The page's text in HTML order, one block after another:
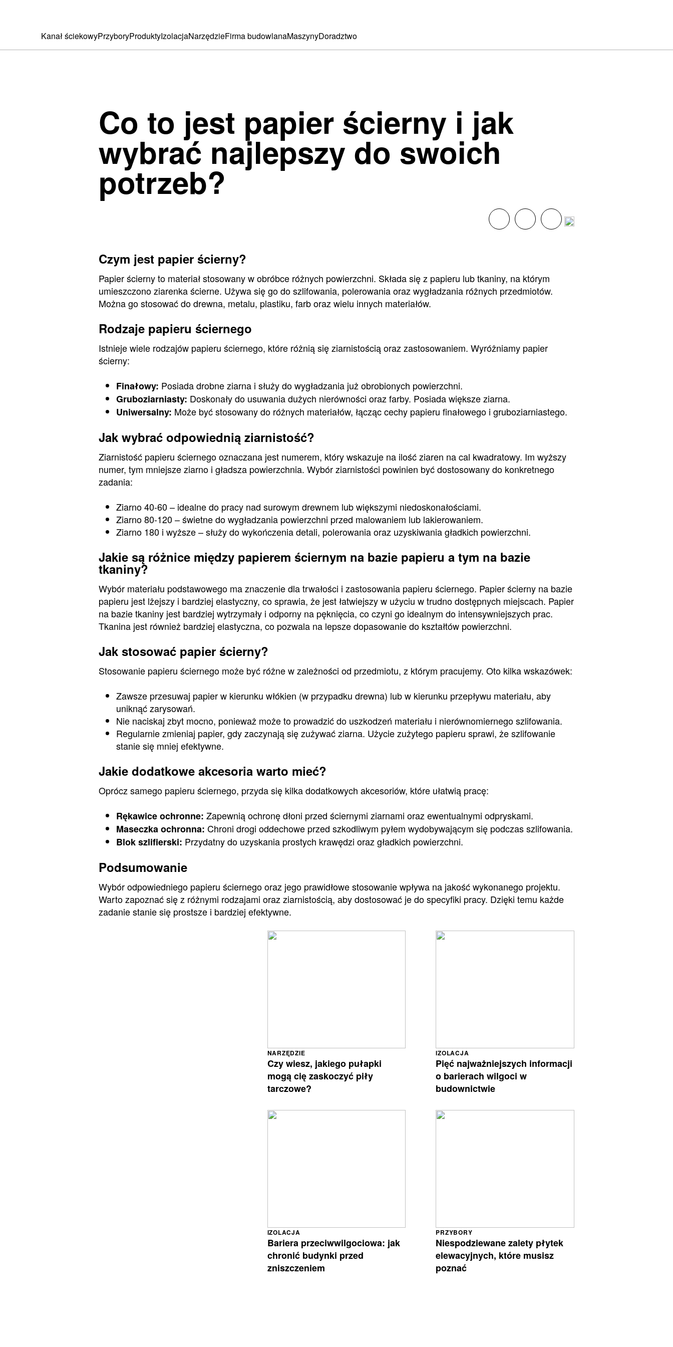
Kanał ściekowyPrzyboryProduktyIzolacjaNarzędzieFirma budowlanaMaszynyDoradztwo
Co to jest papier ścierny i jak
wybrać najlepszy do swoich
potrzeb?
Czym jest papier ścierny?
Papier ścierny to materiał stosowany w obróbce różnych powierzchni. Składa się z papieru lub tkaniny, na którym
umieszczono ziarenka ścierne. Używa się go do szlifowania, polerowania oraz wygładzania różnych przedmiotów.
Można go stosować do drewna, metalu, plastiku, farb oraz wielu innych materiałów.
Rodzaje papieru ściernego
Istnieje wiele rodzajów papieru ściernego, które różnią się ziarnistością oraz zastosowaniem. Wyróżniamy papier
ścierny:
Finałowy: Posiada drobne ziarna i służy do wygładzania już obrobionych powierzchni.
Gruboziarniasty: Doskonały do usuwania dużych nierówności oraz farby. Posiada większe ziarna.
Uniwersalny: Może być stosowany do różnych materiałów, łącząc cechy papieru finałowego i gruboziarniastego.
Jak wybrać odpowiednią ziarnistość?
Ziarnistość papieru ściernego oznaczana jest numerem, który wskazuje na ilość ziaren na cal kwadratowy. Im wyższy
numer, tym mniejsze ziarno i gładsza powierzchnia. Wybór ziarnistości powinien być dostosowany do konkretnego
zadania:
Ziarno 40-60 – idealne do pracy nad surowym drewnem lub większymi niedoskonałościami.
Ziarno 80-120 – świetne do wygładzania powierzchni przed malowaniem lub lakierowaniem.
Ziarno 180 i wyższe – służy do wykończenia detali, polerowania oraz uzyskiwania gładkich powierzchni.
Jakie są różnice między papierem ściernym na bazie papieru a tym na bazie
tkaniny?
Wybór materiału podstawowego ma znaczenie dla trwałości i zastosowania papieru ściernego. Papier ścierny na bazie
papieru jest lżejszy i bardziej elastyczny, co sprawia, że jest łatwiejszy w użyciu w trudno dostępnych miejscach. Papier
na bazie tkaniny jest bardziej wytrzymały i odporny na pęknięcia, co czyni go idealnym do intensywniejszych prac.
Tkanina jest również bardziej elastyczna, co pozwala na lepsze dopasowanie do kształtów powierzchni.
Jak stosować papier ścierny?
Stosowanie papieru ściernego może być różne w zależności od przedmiotu, z którym pracujemy. Oto kilka wskazówek:
Zawsze przesuwaj papier w kierunku włókien (w przypadku drewna) lub w kierunku przepływu materiału, aby
uniknąć zarysowań.
Nie naciskaj zbyt mocno, ponieważ może to prowadzić do uszkodzeń materiału i nierównomiernego szlifowania.
Regularnie zmieniaj papier, gdy zaczynają się zużywać ziarna. Użycie zużytego papieru sprawi, że szlifowanie
stanie się mniej efektywne.
Jakie dodatkowe akcesoria warto mieć?
Oprócz samego papieru ściernego, przyda się kilka dodatkowych akcesoriów, które ułatwią pracę:
Rękawice ochronne: Zapewnią ochronę dłoni przed ściernymi ziarnami oraz ewentualnymi odpryskami.
Maseczka ochronna: Chroni drogi oddechowe przed szkodliwym pyłem wydobywającym się podczas szlifowania.
Blok szlifierski: Przydatny do uzyskania prostych krawędzi oraz gładkich powierzchni.
Podsumowanie
Wybór odpowiedniego papieru ściernego oraz jego prawidłowe stosowanie wpływa na jakość wykonanego projektu.
Warto zapoznać się z różnymi rodzajami oraz ziarnistością, aby dostosować je do specyfiki pracy. Dzięki temu każde
zadanie stanie się prostsze i bardziej efektywne.
Czy wiesz, jakiego pułapki
mogą cię zaskoczyć piły
tarczowe?
NARZĘDZIE
Bariera przeciwwilgociowa: jak
chronić budynki przed
zniszczeniem
IZOLACJA
Pięć najważniejszych informacji
o barierach wilgoci w
budownictwie
IZOLACJA
Niespodziewane zalety płytek
elewacyjnych, które musisz
poznać
PRZYBORY